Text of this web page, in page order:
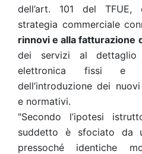
dell’art. 101 del
strategia commerciale
rinnovi e alla fatturazione
dei servizi al dettaglio
elettronica fissi e
dell’introduzione dei
e normativi.
"Secondo l’ipotesi
suddetto è sfociato da
pressoché identiche